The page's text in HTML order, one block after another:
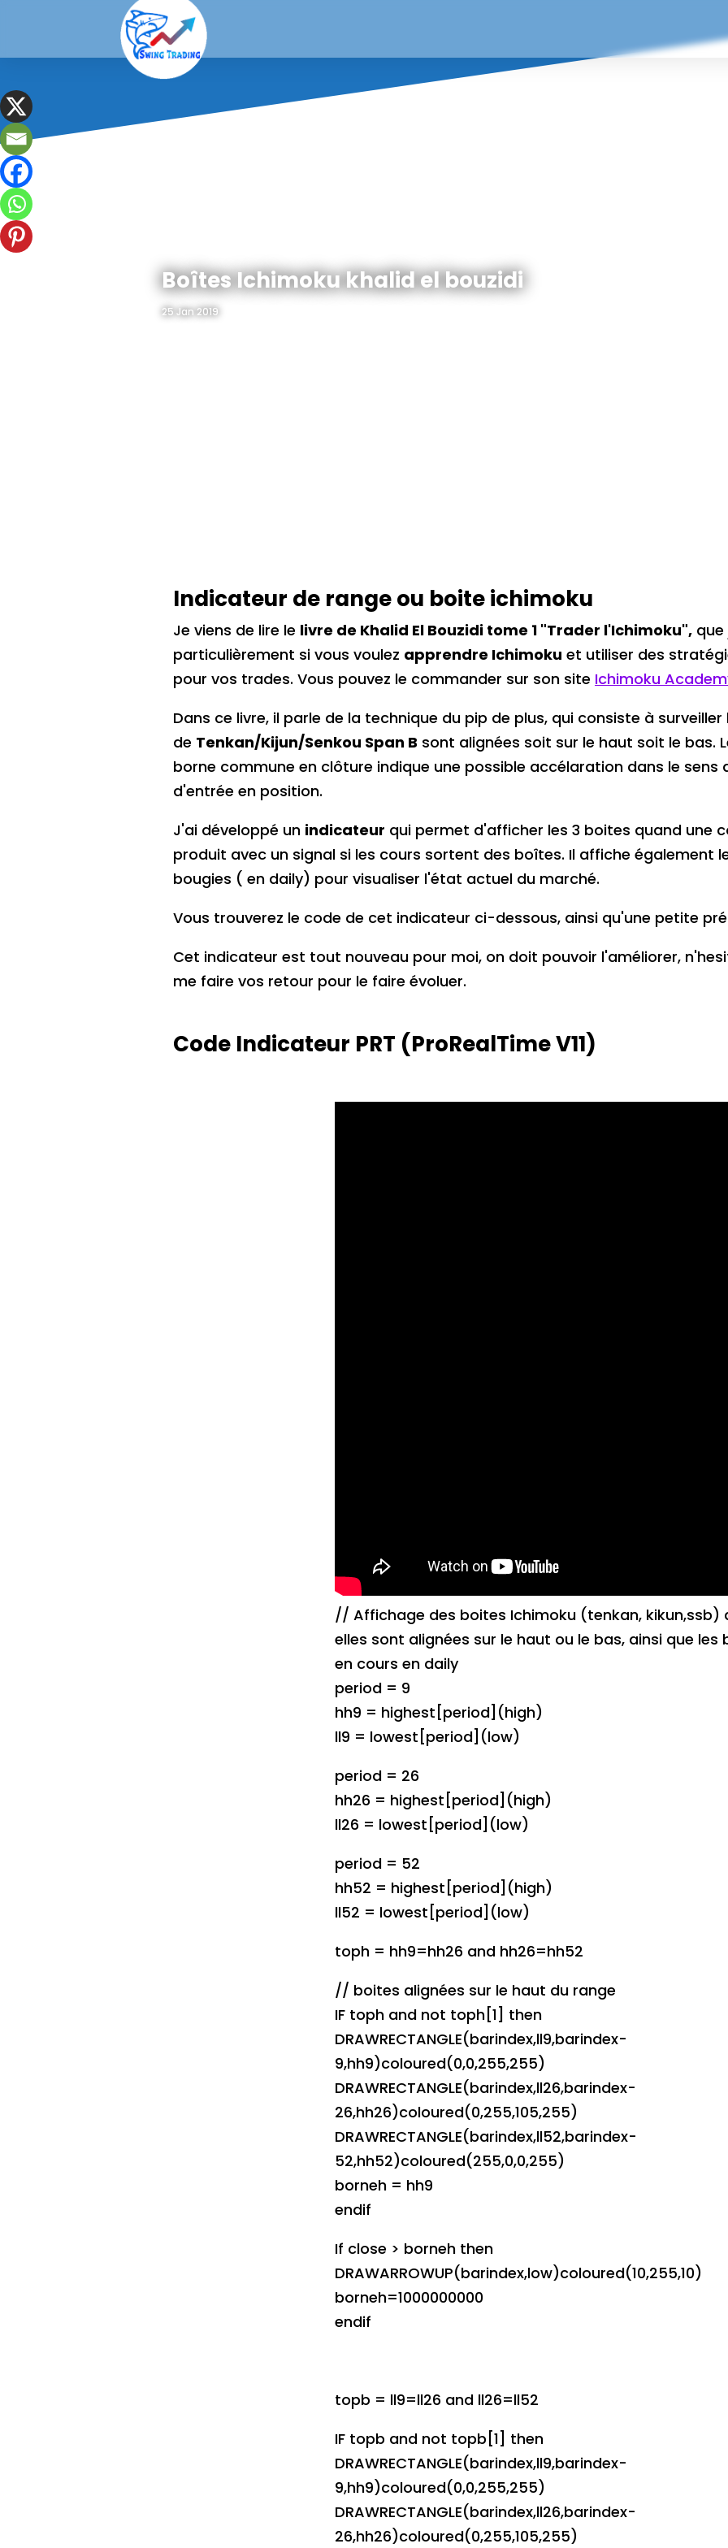
Boîtes Ichimoku khalid el bouzidi
25 Jan 2019
Indicateur de range ou boite ichimoku
Je viens de lire le livre de Khalid El Bouzidi tome 1 "Trader l'Ichimoku",
particulièrement si vous voulez apprendre Ichimoku et utiliser des
pour vos trades. Vous pouvez le commander sur son site Ichimoku
Dans ce livre, il parle de la technique du pip de plus, qui consiste à
de Tenkan/Kijun/Senkou Span B sont alignées soit sur le haut soit le bas.
borne commune en clôture indique une possible accélaration dans le sens
d'entrée en position.
J'ai développé un indicateur qui permet d'afficher les 3 boites quand une
produit avec un signal si les cours sortent des boîtes. Il affiche également
bougies ( en daily) pour visualiser l'état actuel du marché.
Vous trouverez le code de cet indicateur ci-dessous, ainsi qu'une petite
Cet indicateur est tout nouveau pour moi, on doit pouvoir l'améliorer,
me faire vos retour pour le faire évoluer.
Code Indicateur PRT (ProRealTime V11)
// Affichage des boites Ichimoku (tenkan, kikun,ssb)
elles sont alignées sur le haut ou le bas, ainsi que les
en cours en daily
period = 9
hh9 = highest[period](high)
ll9 = lowest[period](low)
period = 26
hh26 = highest[period](high)
ll26 = lowest[period](low)
period = 52
hh52 = highest[period](high)
ll52 = lowest[period](low)
toph = hh9=hh26 and hh26=hh52
// boites alignées sur le haut du range
IF toph and not toph[1] then
DRAWRECTANGLE(barindex,ll9,barindex-
9,hh9)coloured(0,0,255,255)
DRAWRECTANGLE(barindex,ll26,barindex-
26,hh26)coloured(0,255,105,255)
DRAWRECTANGLE(barindex,ll52,barindex-
52,hh52)coloured(255,0,0,255)
borneh = hh9
endif
If close > borneh then
DRAWARROWUP(barindex,low)coloured(10,255,10)
borneh=1000000000
endif
topb = ll9=ll26 and ll26=ll52
IF topb and not topb[1] then
DRAWRECTANGLE(barindex,ll9,barindex-
9,hh9)coloured(0,0,255,255)
DRAWRECTANGLE(barindex,ll26,barindex-
26,hh26)coloured(0,255,105,255)